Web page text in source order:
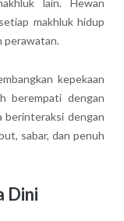
makhluk hidup
perawatan.
kepekaan
berempati dengan
berinteraksi dengan
sabar, dan penuh
Dini